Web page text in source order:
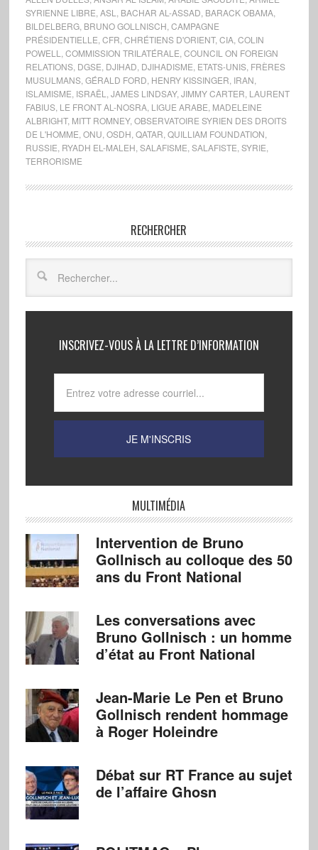
SYRIENNE LIBRE ASL BACHAR AL-ASSAD BARACK OBAMA,
BILDELBERG, BRUNO GOLLNISCH CAMPAGNE
PRÉSIDENTIELLE CFR CHRÉTIENS D'ORIENT, CIA, COLIN
POWELL
COMMISSION TRILATÉRALE COUNCIL ON FOREIGN
RELATIONS, DGSE DJIHAD DJIHADISME ETATS-UNIS, FRÈRES
MUSULMANS, GÉRALD FORD HENRY KISSINGER IRAN
ISLAMISME ISRAËL JAMES LINDSAY, JIMMY CARTER LAURENT
FABIUS, LE FRONT AL-NOSRA, LIGUE ARABE MADELEINE
ALBRIGHT, MITT ROMNEY, OBSERVATOIRE SYRIEN DES DROITS
DE L'HOMME ONU OSDH QATAR QUILLIAM FOUNDATION
RUSSIE RYADH EL-MALEH SALAFISME SALAFISTE SYRIE
TERRORISME
RECHERCHER
INSCRIVEZ-VOUS À LA LETTRE D’INFORMATION
MULTIMÉDIA
Intervention de Bruno
Gollnisch au colloque des 50
ans du Front National
Les conversations avec
Bruno Gollnisch : un homme
d’état au Front National
Jean-Marie Le Pen et Bruno
Gollnisch rendent hommage
à Roger Holeindre
Débat sur RT France au sujet
de l’affaire Ghosn